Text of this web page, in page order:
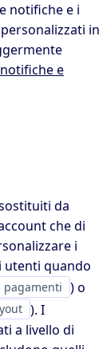
notifiche e i
in
e
da
che di
i
utenti quando
pagamenti ) o
). I
a livello di